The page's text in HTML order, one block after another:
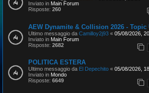
Inviato in Main Forum
Risposte: 260
AEW Dynamite & Collision 2026 - Topic
Ultimo messaggio da Camilloy2j93 « 05/08/2026,
Inviato in Main Forum
Risposte: 2682
POLITICA ESTERA
Ultimo messaggio da El Depechito « 05/08/2026,
Inviato in Mondo
Risposte: 6649